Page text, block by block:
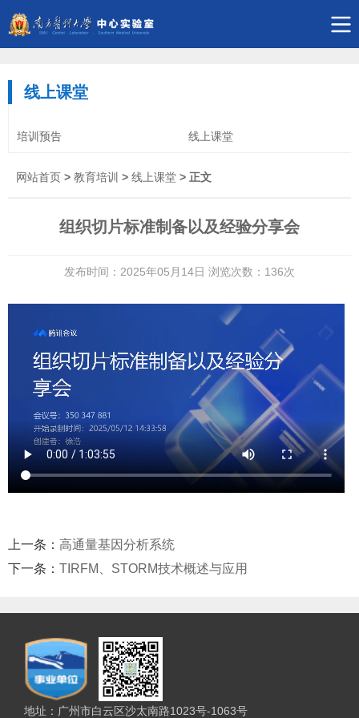
线上课堂
培训预告 线上课堂
网站首页 > 教育培训 > 线上课堂 > 正文
组织切片标准制备以及经验分享会
发布时间：2025年05月14日 浏览次数： 136次
上一条： 高通量基因分析系统
下一条： TIRFM、STORM技术概述与应用
地址：广州市白云区沙太南路1023号-1063号